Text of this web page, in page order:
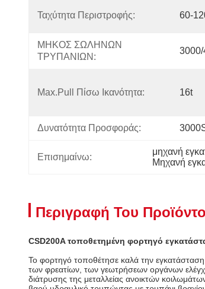
Ταχύτητα Περιστροφής: 60-
ΜΗΚΟΣ ΣΩΛΗΝΩΝ
ΤΡΥΠΑΝΙΩΝ:
Max.Pull Πίσω Ικανότητα: 16t
Δυνατότητα Προσφοράς:
Επισημαίνω:
μηχανή
Μηχανή
Περιγραφή Του
CSD200A τοποθετημένη φορτηγό
Το φορτηγό τοποθέτησε καλά την
των φρεατίων, των γεωτρήσεων οργάνων
διάτρυσης της μεταλλείας ανοικτών